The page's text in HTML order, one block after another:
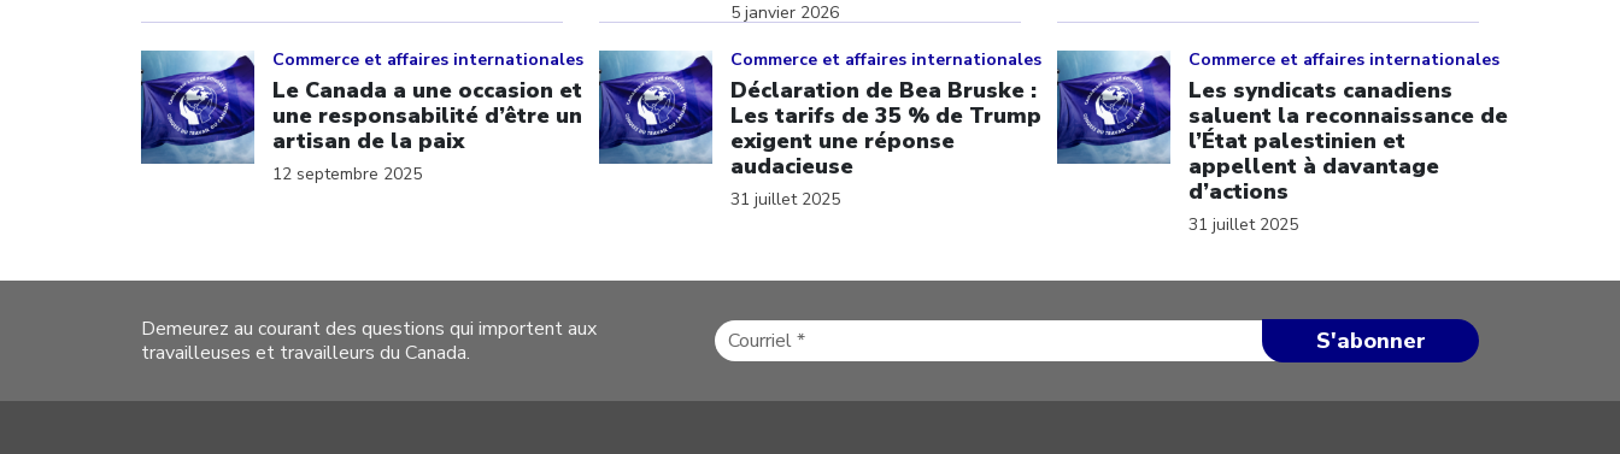
5 janvier 2026
Commerce et affaires internationales
Le Canada a une occasion et
une responsabilité d’être un
artisan de la paix
12 septembre 2025
Commerce et affaires internationales
Déclaration de Bea Bruske :
Les tarifs de 35 % de Trump
exigent une réponse
audacieuse
31 juillet 2025
Commerce et affaires internationales
Les syndicats canadiens
saluent la reconnaissance de
l’État palestinien et
appellent à davantage
d’actions
31 juillet 2025
Demeurez au courant des questions qui importent aux
travailleuses et travailleurs du Canada.